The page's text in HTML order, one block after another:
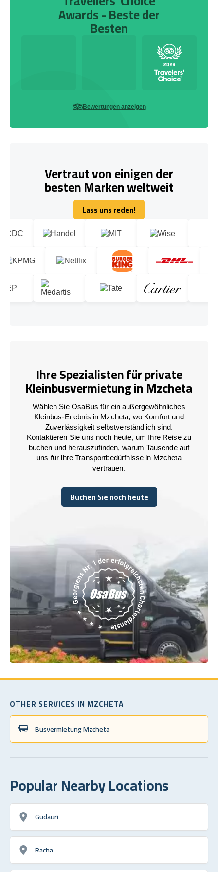
Awards - Beste der
Besten
Bewertungen anzeigen
Vertraut von einigen der
besten Marken weltweit
Lass uns reden!
Lass uns reden!
Ihre Spezialisten für private
Kleinbusvermietung in Mzcheta
Wählen Sie OsaBus für ein außergewöhnliches
Kleinbus-Erlebnis in Mzcheta, wo Komfort und
Zuverlässigkeit selbstverständlich sind.
Kontaktieren Sie uns noch heute, um Ihre Reise zu
buchen und herauszufinden, warum Tausende auf
uns für ihre Transportbedürfnisse in Mzcheta
vertrauen.
Buchen Sie noch heute
Buchen Sie noch heute
OTHER SERVICES IN MZCHETA
Busvermietung Mzcheta
Popular Nearby Locations
Gudauri
Racha